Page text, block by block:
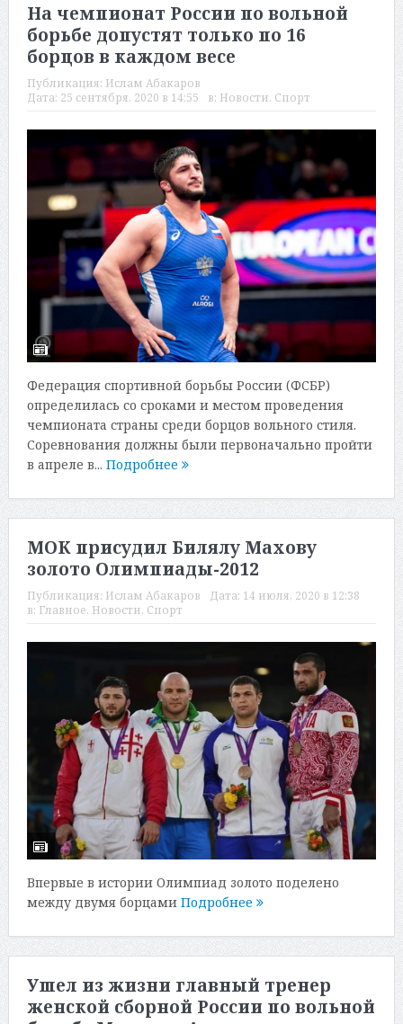
На чемпионат России по вольной
борьбе допустят только по 16
борцов в каждом весе
Публикация: Ислам Абакаров
Дата: 25 сентября, 2020 в 14:55 в: Новости, Спорт
Федерация спортивной борьбы России (ФСБР)
определилась со сроками и местом проведения
чемпионата страны среди борцов вольного стиля.
Соревнования должны были первоначально пройти
в апреле в... Подробнее
МОК присудил Билялу Махову
золото Олимпиады-2012
Публикация: Ислам Абакаров Дата: 14 июля, 2020 в 12:38
в: Главное, Новости, Спорт
Впервые в истории Олимпиад золото поделено
между двумя борцами Подробнее
Ушел из жизни главный тренер
женской сборной России по вольной